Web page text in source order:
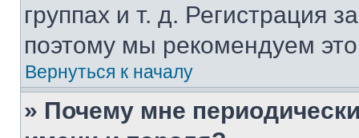
группах и т. д. Регистрация
поэтому мы рекомендуем
Вернуться к началу
» Почему мне